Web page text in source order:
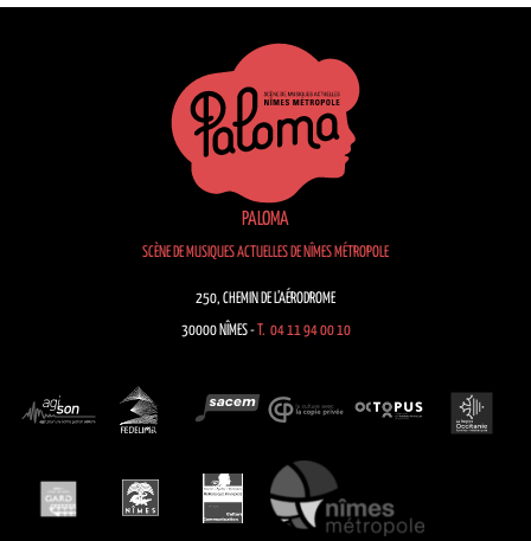
PALOMA
SCÈNE DE MUSIQUES ACTUELLES DE NÎMES MÉTROPOLE
250, CHEMIN DE L’AÉRODROME
30000 NÎMES -T. 04 11 94 00 10